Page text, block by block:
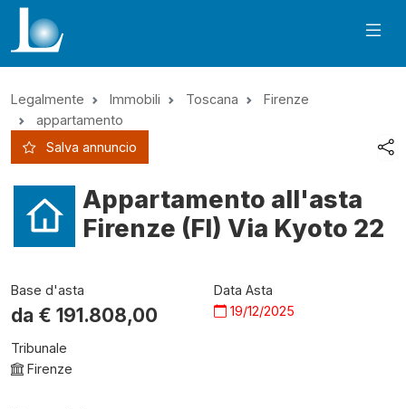
Legalmente Immobili Toscana
Firenze
appartamento
Salva annuncio
Appartamento all'asta
Firenze (FI) Via Kyoto 22
Base d'asta
da € 191.808,00
Data Asta
19/12/2025
Tribunale
Firenze